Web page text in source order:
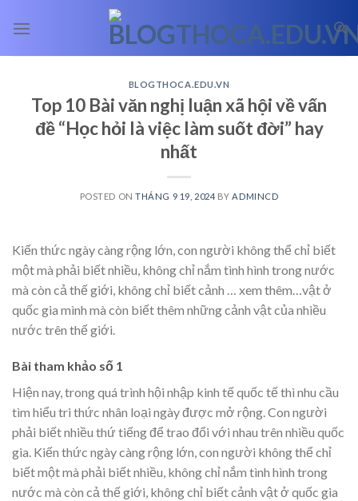
BLOGTHOCA.EDU.VN
Top 10 Bài văn nghị luận xã hội về vấn
đề “Học hỏi là việc làm suốt đời” hay
nhất
POSTED ONTHÁNG 9 19, 2024 BY ADMINCD
Kiến thức ngày càng rộng lớn, con người không thể chỉ biết
một mà phải biết nhiều, không chỉ nắm tình hình trong nước
mà còn cả thế giới, không chỉ biết cảnh
… xem thêm… vật ở
quốc gia mình mà còn biết thêm những cảnh vật của nhiều
nước trên thế giới.
Bài tham khảo số 1
Hiện nay, trong quá trình hội nhập kinh tế quốc tế thì nhu cầu
tìm hiểu tri thức nhân loại ngày được mở rộng. Con người
phải biết nhiều thứ tiếng để trao đổi với nhau trên nhiều quốc
gia. Kiến thức ngày càng rộng lớn, con người không thể chỉ
biết một mà phải biết nhiều, không chỉ nắm tình hình trong
nước mà còn cả thế giới, không chỉ biết cảnh vật ở quốc gia